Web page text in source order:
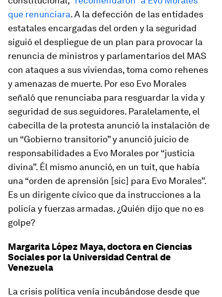
que renunciara. A la defección de las entidades
estatales encargadas del orden y la seguridad
siguió el despliegue de un plan para provocar la
renuncia de ministros y parlamentarios del MAS
con ataques a sus viviendas, toma como rehenes
y amenazas de muerte. Por eso Evo Morales
señaló que renunciaba para resguardar la vida y
seguridad de sus seguidores. Paralelamente, el
cabecilla de la protesta anunció la instalación de
un “Gobierno transitorio” y anunció juicio de
responsabilidades a Evo Morales por “justicia
divina”. Él mismo anunció, en un tuit, que había
una “orden de aprensión [sic] para Evo Morales”.
Es un dirigente cívico que da instrucciones a la
policía y fuerzas armadas. ¿Quién dijo que no es
golpe?
Margarita López Maya, doctora en Ciencias
Sociales por la Universidad Central de
Venezuela
La crisis política venía incubándose desde que